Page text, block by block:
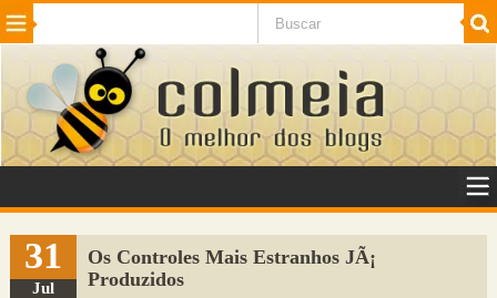
Beleza Cinema e TV
Internet Jogos NotÃ­cias SaÃºde
VeÃ­culos Adulto
Sugerir Link
Adicionar Blog
31
Jul
Os Controles Mais Estranhos JÃ¡
Produzidos